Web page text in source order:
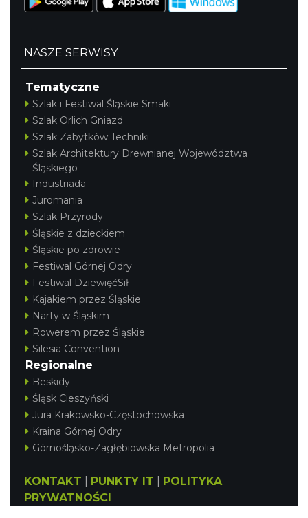
NASZE SERWISY
Tematyczne
Szlak i Festiwal Śląskie Smaki
Szlak Orlich Gniazd
Szlak Zabytków Techniki
Szlak Architektury Drewnianej Województwa
Śląskiego
Industriada
Juromania
Szlak Przyrody
Śląskie z dzieckiem
Śląskie po zdrowie
Festiwal Górnej Odry
Festiwal DziewięćSił
Kajakiem przez Śląskie
Narty w Śląskim
Rowerem przez Śląskie
Silesia Convention
Regionalne
Beskidy
Śląsk Cieszyński
Jura Krakowsko-Częstochowska
Kraina Górnej Odry
Górnośląsko-Zagłębiowska Metropolia
KONTAKT PUNKTY IT
POLITYKA
PRYWATNOŚCI